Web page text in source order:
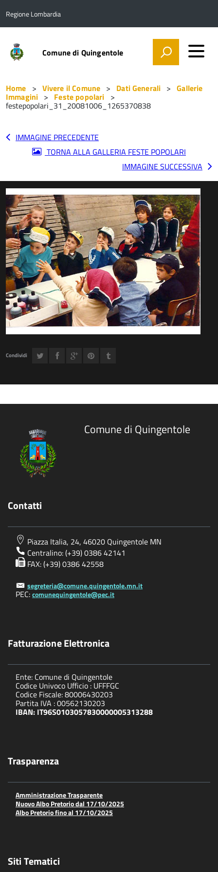
Regione Lombardia
Comune di Quingentole
Home Vivere il Comune Dati Generali Gallerie
Immagini Feste popolari
festepopolari_31_20081006_1265370838
IMMAGINE PRECEDENTE
TORNA ALLA GALLERIA FESTE POPOLARI
IMMAGINE SUCCESSIVA
Condividi
Comune di Quingentole
Contatti
Piazza Italia, 24, 46020 Quingentole MN
Centralino: (+39) 0386 42141
FAX: (+39) 0386 42558
segreteria@comune.quingentole.mn.it
PEC:comunequingentole@pec.it
Fatturazione Elettronica
Ente: Comune di Quingentole
Codice Univoco Ufficio : UFFFGC
Codice Fiscale: 80006430203
Partita IVA : 00562130203
IBAN: IT96S0103057830000005313288
Trasparenza
Amministrazione Trasparente
Nuovo Albo Pretorio dal 17/10/2025
Albo Pretorio fino al 17/10/2025
Siti Tematici